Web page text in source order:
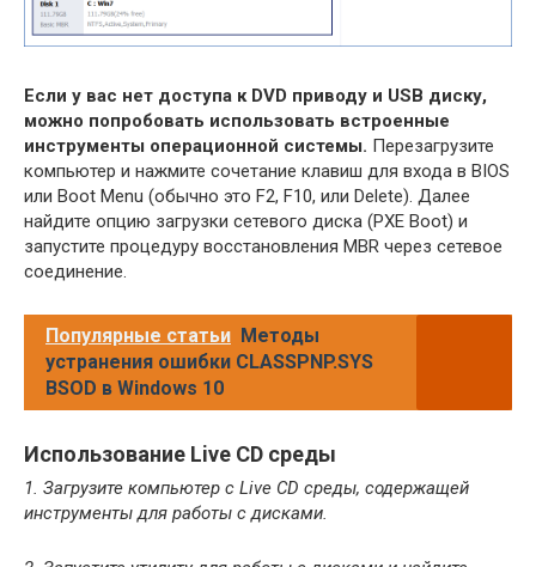
Если у вас нет доступа к DVD приводу и USB диску,
можно попробовать использовать встроенные
инструменты операционной системы. Перезагрузите
компьютер и нажмите сочетание клавиш для входа в BIOS
или Boot Menu (обычно это F2, F10, или Delete). Далее
найдите опцию загрузки сетевого диска (PXE Boot) и
запустите процедуру восстановления MBR через сетевое
соединение.
Популярные статьи Методы
устранения ошибки CLASSPNP.SYS
BSOD в Windows 10
Использование Live CD среды
1. Загрузите компьютер с Live CD среды, содержащей
инструменты для работы с дисками.